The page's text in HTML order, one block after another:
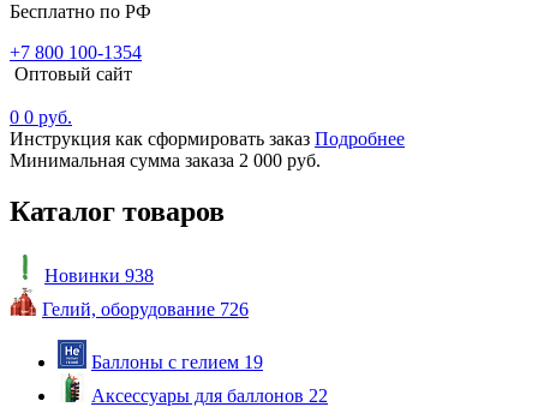
Бесплатно по РФ
+7 800 100-1354
Оптовый сайт
0 0 руб.
Инструкция как сформировать заказ Подробнее
Минимальная сумма заказа 2 000 руб.
Каталог товаров
Новинки 938
Гелий, оборудование 726
Баллоны с гелием 19
Аксессуары для баллонов 22